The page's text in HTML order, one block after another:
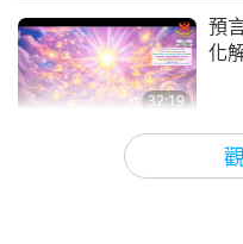
傳給別人、他的弟子和
受尊敬？並影響世界各
代敬拜上帝，記得自己
上帝，記得若你善待
反地，上帝不會憐憫
30:10
突
32:19
預
化
關於地球的古預言